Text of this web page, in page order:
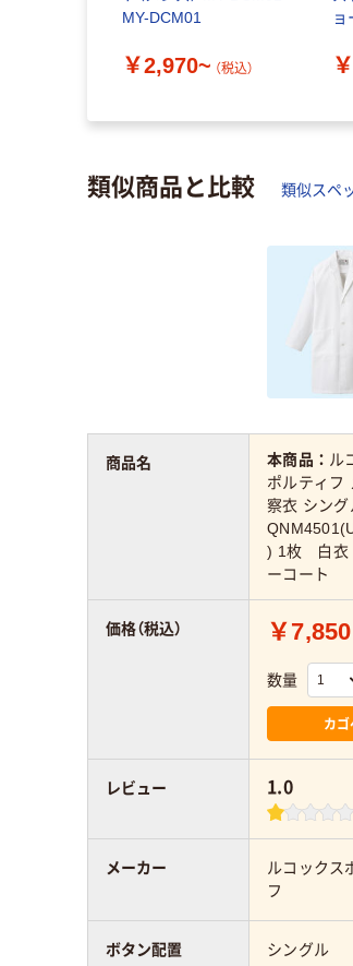
MY-DCM01
￥2,970~ （税込）
類似商品と比較 類似スペ
本商品： ル
ポルティフ
察衣 シング
) 1枚 白衣
ーコート
￥7,850
数量
カ
1.0
ルコックス
フ
シングル
商品名
価格（税込）
レビュー
メーカー
ボタン配置